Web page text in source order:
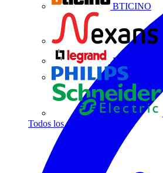
BTICINO
Legrand
Todos los socios